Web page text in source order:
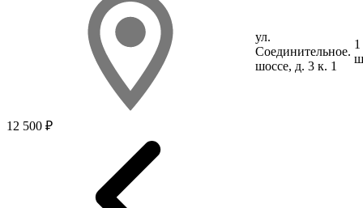
ул.
Соединительное.
шоссе, д. 3 к. 1
1
12 500 ₽